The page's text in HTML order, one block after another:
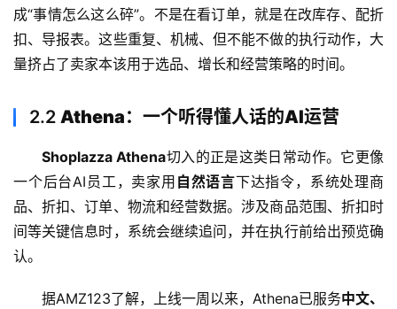
成“事情怎么这么碎”。不是在看订单，就是在改库存、配折
扣、导报表。这些重复、机械、但不能不做的执行动作，大
量挤占了卖家本该用于选品、增长和经营策略的时间。
2.2 Athena：一个听得懂人话的AI运营
Shoplazza Athena切入的正是这类日常动作。它更像
一个后台AI员工，卖家用 自然语言下达指令，系统处理商
品、折扣、订单、物流和经营数据。涉及商品范围、折扣时
间等关键信息时，系统会继续追问，并在执行前给出预览确
认。
据AMZ123了解，上线一周以来，Athena已服务中文、